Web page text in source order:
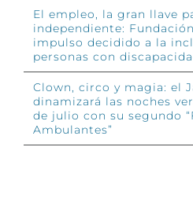
El empleo, la gran llave
independiente:
impulso decidido a la
personas con
Clown, circo y magia: el
dinamizará las noches
de julio con su segundo
Ambulantes”